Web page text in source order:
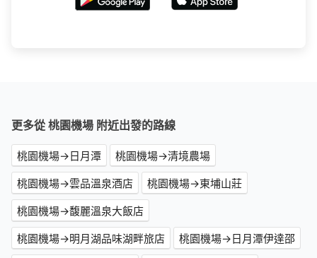
更多從 桃園機場 附近出發的路線
桃園機場→日月潭
桃園機場→清境農場
桃園機場→雲品溫泉酒店
桃園機場→東埔山莊
桃園機場→馥麗溫泉大飯店
桃園機場→明月湖品味湖畔旅店
桃園機場→日月潭伊達邵